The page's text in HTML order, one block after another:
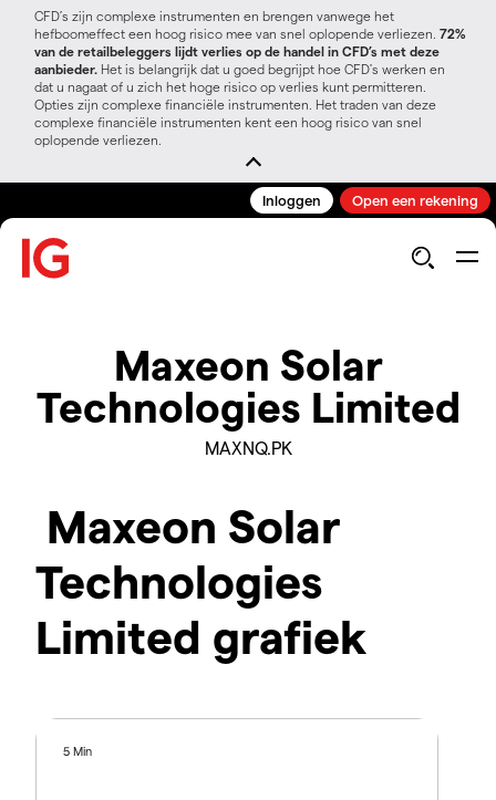
CFD’s zijn complexe instrumenten en brengen vanwege het
hefboomeffect een hoog risico mee van snel oplopende verliezen. 72%
van de retailbeleggers lijdt verlies op de handel in CFD’s met deze
aanbieder. Het is belangrijk dat u goed begrijpt hoe CFD's werken en
dat u nagaat of u zich het hoge risico op verlies kunt permitteren.
Opties zijn complexe financiële instrumenten. Het traden van deze
complexe financiële instrumenten kent een hoog risico van snel
oplopende verliezen.
Inloggen Open een rekening
Maxeon Solar
Technologies Limited
MAXNQ.PK
Maxeon Solar
Technologies
Limited grafiek
5 Min